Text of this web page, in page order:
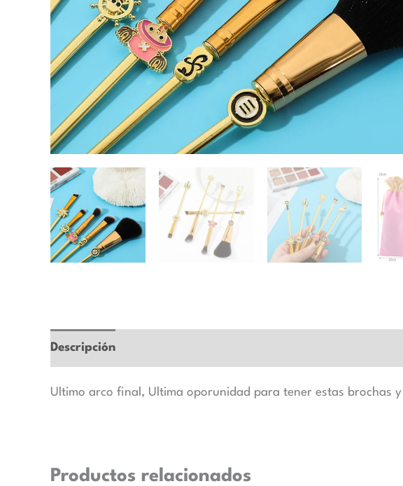
Descripción
Ultimo arco final, Ultima oporunidad para tener estas brochas
Productos relacionados